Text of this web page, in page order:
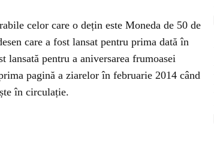
celor care o dețin este Moneda de 50 de
care a fost lansat pentru prima dată în
pentru a aniversarea frumoasei
pagină a ziarelor în februarie 2014 când
în circulație.